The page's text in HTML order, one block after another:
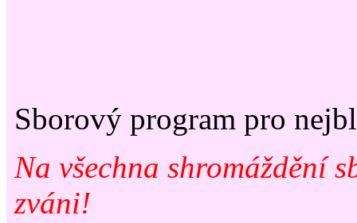
Sborový program pro
Na všechna shromáždění
zváni!